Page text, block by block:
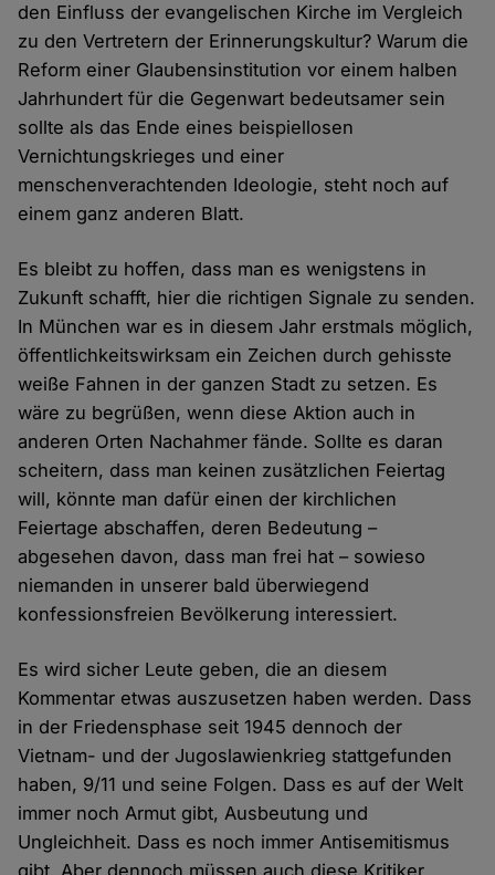
den Einfluss der evangelischen Kirche im Vergleich
zu den Vertretern der Erinnerungskultur? Warum die
Reform einer Glaubensinstitution vor einem halben
Jahrhundert für die Gegenwart bedeutsamer sein
sollte als das Ende eines beispiellosen
Vernichtungskrieges und einer
menschenverachtenden Ideologie, steht noch auf
einem ganz anderen Blatt.
Es bleibt zu hoffen, dass man es wenigstens in
Zukunft schafft, hier die richtigen Signale zu senden.
In München war es in diesem Jahr erstmals möglich,
öffentlichkeitswirksam ein Zeichen durch gehisste
weiße Fahnen in der ganzen Stadt zu setzen. Es
wäre zu begrüßen, wenn diese Aktion auch in
anderen Orten Nachahmer fände. Sollte es daran
scheitern, dass man keinen zusätzlichen Feiertag
will, könnte man dafür einen der kirchlichen
Feiertage abschaffen, deren Bedeutung –
abgesehen davon, dass man frei hat – sowieso
niemanden in unserer bald überwiegend
konfessionsfreien Bevölkerung interessiert.
Es wird sicher Leute geben, die an diesem
Kommentar etwas auszusetzen haben werden. Dass
in der Friedensphase seit 1945 dennoch der
Vietnam- und der Jugoslawienkrieg stattgefunden
haben, 9/11 und seine Folgen. Dass es auf der Welt
immer noch Armut gibt, Ausbeutung und
Ungleichheit. Dass es noch immer Antisemitismus